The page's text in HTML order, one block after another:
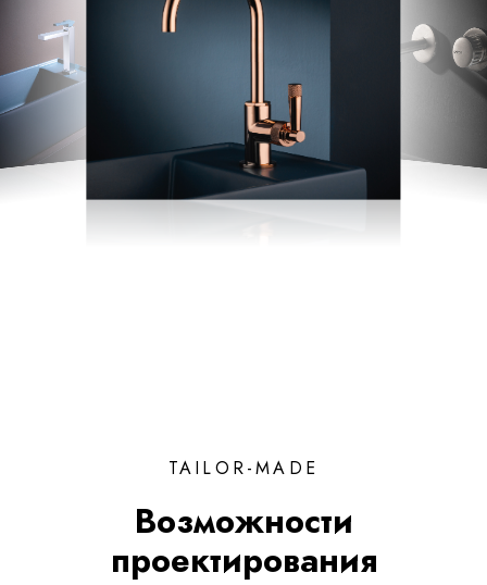
TAILOR-MADE
Возможности
проектирования